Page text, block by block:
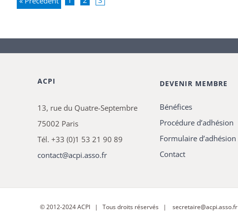
ACPI
13, rue du Quatre-Septembre
75002 Paris
Tél. +33 (0)1 53 21 90 89
contact@acpi.asso.fr
DEVENIR MEMBRE
Bénéfices
Procédure d’adhésion
Formulaire d’adhésion
Contact
© 2012-2024ACPI | Tous droits réservés |secretaire@acpi.asso.fr